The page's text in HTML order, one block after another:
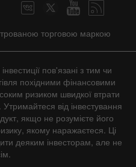
торговою маркою
пов'язані з тим чи
похідними фінансовими
ризиком швидкої втрати
від інвестування
якщо не розумієте його
якому наражаєтеся. Ці
деяким інвесторам, але не